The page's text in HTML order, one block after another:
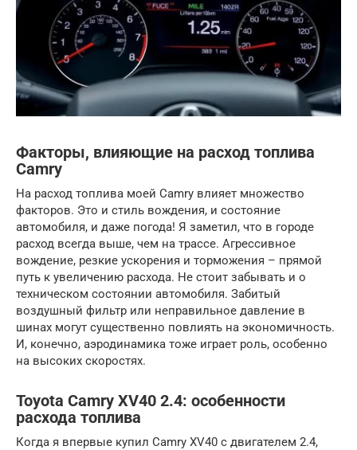
Факторы, влияющие на расход топлива
Camry
На расход топлива моей Camry влияет множество
факторов. Это и стиль вождения, и состояние
автомобиля, и даже погода! Я заметил, что в городе
расход всегда выше, чем на трассе. Агрессивное
вождение, резкие ускорения и торможения – прямой
путь к увеличению расхода. Не стоит забывать и о
техническом состоянии автомобиля. Забитый
воздушный фильтр или неправильное давление в
шинах могут существенно повлиять на экономичность.
И, конечно, аэродинамика тоже играет роль, особенно
на высоких скоростях.
Toyota Camry XV40 2.4: особенности
расхода топлива
Когда я впервые купил Camry XV40 с двигателем 2.4,